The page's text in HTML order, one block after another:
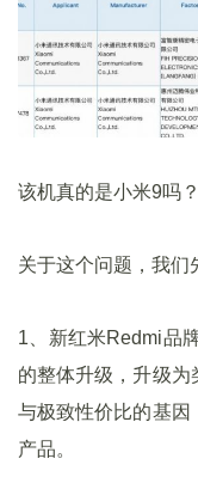
该机真的是小米9吗？
关于这个问题，我们
1、新红米Redmi品
的整体升级，升级为
与极致性价比的基因
产品。